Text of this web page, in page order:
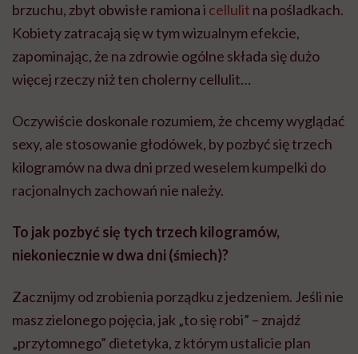
brzuchu, zbyt obwisłe ramiona i cellulit na pośladkach.
Kobiety zatracają się w tym wizualnym efekcie,
zapominając, że na zdrowie ogólne składa się dużo
więcej rzeczy niż ten cholerny cellulit…
Oczywiście doskonale rozumiem, że chcemy wyglądać
sexy, ale stosowanie głodówek, by pozbyć się trzech
kilogramów na dwa dni przed weselem kumpelki do
racjonalnych zachowań nie należy.
To jak pozbyć się tych trzech kilogramów,
niekoniecznie w dwa dni (śmiech)?
Zacznijmy od zrobienia porządku z jedzeniem. Jeśli nie
masz zielonego pojęcia, jak „to się robi” – znajdź
„przytomnego” dietetyka, z którym ustalicie plan